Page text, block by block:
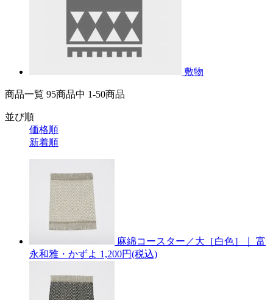
敷物
商品一覧 95商品中 1-50商品
並び順
価格順
新着順
麻綿コースター／大［白色］｜ 富
永和雅・かずよ 1,200円(税込)